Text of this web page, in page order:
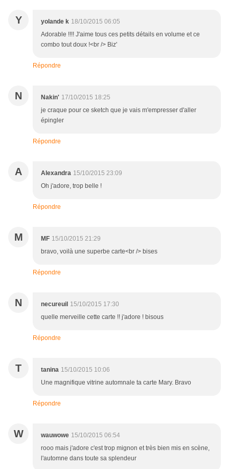
Y yolande k 18/10/2015 06:05
Adorable !!!! J'aime tous ces petits détails en volume et ce
combo tout doux !<br /> Biz'
Répondre
N Nakin' 17/10/2015 18:25
je craque pour ce sketch que je vais m'empresser d'aller
épingler
Répondre
A Alexandra 15/10/2015 23:09
Oh j'adore, trop belle !
Répondre
M MF 15/10/2015 21:29
bravo, voilà une superbe carte<br /> bises
Répondre
N necureuil 15/10/2015 17:30
quelle merveille cette carte !! j'adore ! bisous
Répondre
T tanina 15/10/2015 10:06
Une magnifique vitrine automnale ta carte Mary. Bravo
Répondre
W wauwowe 15/10/2015 06:54
rooo mais j'adore c'est trop mignon et très bien mis en scène,
l'automne dans toute sa splendeur